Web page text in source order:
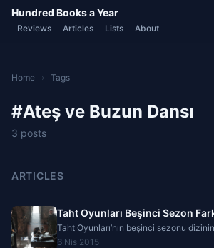
Hundred Books a Year
Reviews Articles Lists About
Home › Tags
#Ateş ve Buzun Dansı
3 posts
ARTICLES
Taht Oyunları Beşinci Sezon
Taht Oyunları’nın beşinci sezonu
geleceğini önemli derecede
6 Nis 2015